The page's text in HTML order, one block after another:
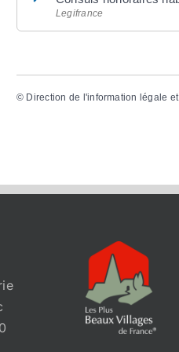
Legifrance
© Direction de l'information légale